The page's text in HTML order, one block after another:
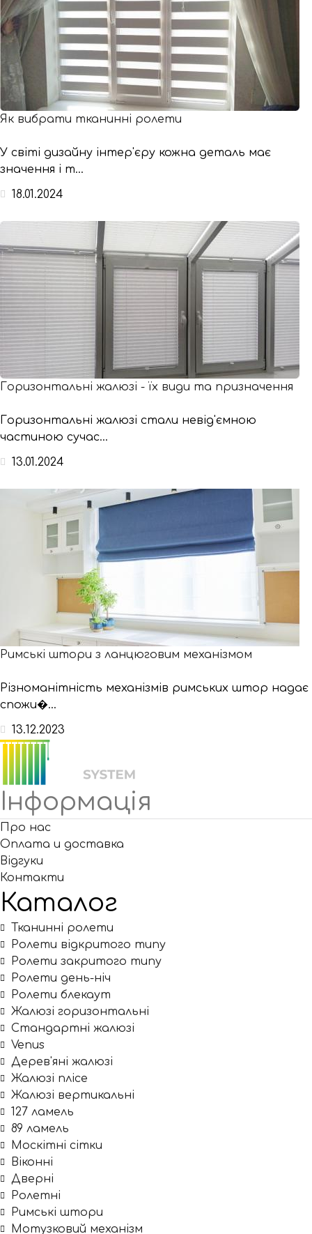
Як вибрати тканинні ролети
У світі дизайну інтер'єру кожна деталь має
значення і т...
18.01.2024
Горизонтальні жалюзі - їх види та призначення
Горизонтальні жалюзі стали невід'ємною
частиною сучас...
13.01.2024
Римські штори з ланцюговим механізмом
Різноманітність механізмів римських штор надає
спожи�...
13.12.2023
Інформація
Про нас
Оплата и доставка
Відгуки
Контакти
Каталог
Тканинні ролети
Ролети відкритого типу
Ролети закритого типу
Ролети день-ніч
Ролети блекаут
Жалюзі горизонтальні
Стандартні жалюзі
Venus
Дерев'яні жалюзі
Жалюзі плісе
Жалюзі вертикальні
127 ламель
89 ламель
Москітні сітки
Віконні
Дверні
Ролетні
Римські штори
Мотузковий механізм